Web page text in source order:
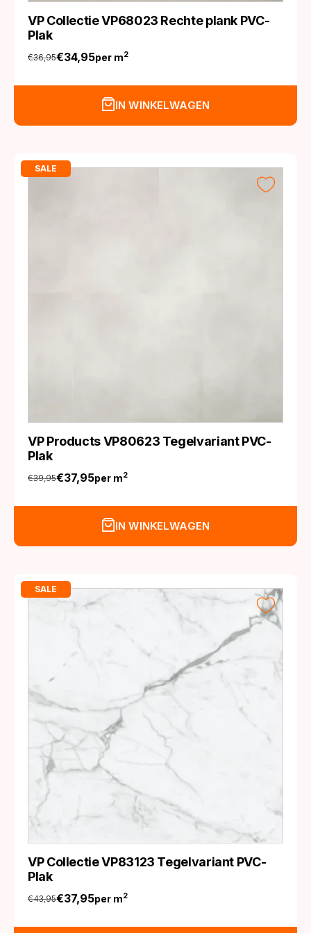
VP Collectie VP68023 Rechte plank PVC-
Plak
€36,95
Oorspronkelijke
prijs
€34,95
Huidige
prijs
per m2
IN WINKELWAGEN
SALE
VP Products VP80623 Tegelvariant PVC-
Plak
€39,95
Oorspronkelijke
prijs
€37,95
Huidige
prijs
per m2
IN WINKELWAGEN
SALE
VP Collectie VP83123 Tegelvariant PVC-
Plak
€43,95
Oorspronkelijke
prijs
€37,95
Huidige
prijs
per m2